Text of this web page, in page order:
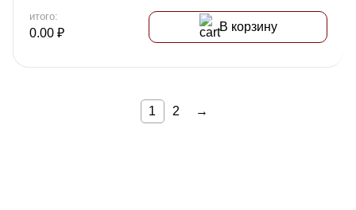
итого:
0.00 ₽ В корзину
1 2 →